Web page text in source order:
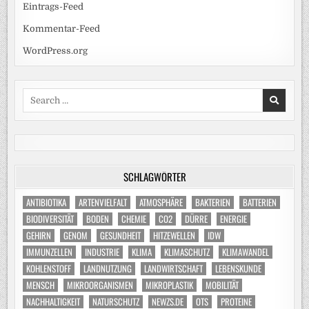
Eintrags-Feed
Kommentar-Feed
WordPress.org
SCHLAGWÖRTER
ANTIBIOTIKA ARTENVIELFALT ATMOSPHÄRE BAKTERIEN
BATTERIEN
BIODIVERSITÄT
BODEN CHEMIE CO2 DÜRRE
ENERGIE
GEHIRN
GENOM GESUNDHEIT HITZEWELLEN
IDW
IMMUNZELLEN
INDUSTRIE KLIMA KLIMASCHUTZ
KLIMAWANDEL
KOHLENSTOFF
LANDNUTZUNG LANDWIRTSCHAFT
LEBENSKUNDE
MENSCH
MIKROORGANISMEN MIKROPLASTIK
MOBILITÄT
NACHHALTIGKEIT
NATURSCHUTZ NEWZS.DE OTS
PROTEINE